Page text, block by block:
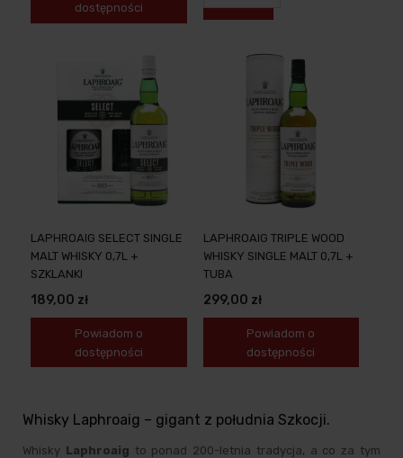
dostępności
LAPHROAIG SELECT SINGLE
MALT WHISKY 0,7L +
SZKLANKI
189,00 zł
Powiadom o
dostępności
LAPHROAIG TRIPLE WOOD
WHISKY SINGLE MALT 0,7L +
TUBA
299,00 zł
Powiadom o
dostępności
Whisky Laphroaig – gigant z południa Szkocji.
Whisky Laphroaig to ponad 200-letnia tradycja, a co za tym